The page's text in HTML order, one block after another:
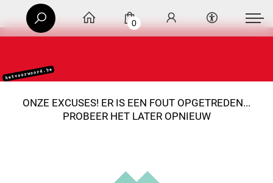
0
ONZE EXCUSES! ER IS EEN FOUT OPGETREDEN...
PROBEER HET LATER OPNIEUW